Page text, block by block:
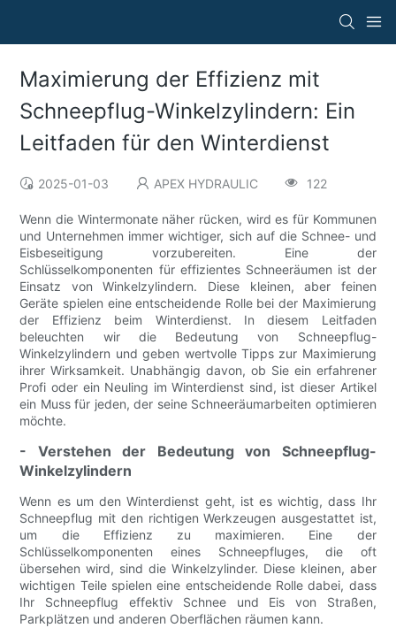
Maximierung der Effizienz mit
Schneepflug-Winkelzylindern: Ein
Leitfaden für den Winterdienst
2025-01-03 APEX HYDRAULIC 122
Wenn die Wintermonate näher rücken, wird es für Kommunen
und Unternehmen immer wichtiger, sich auf die Schnee- und
Eisbeseitigung vorzubereiten. Eine der
Schlüsselkomponenten für effizientes Schneeräumen ist der
Einsatz von Winkelzylindern. Diese kleinen, aber feinen
Geräte spielen eine entscheidende Rolle bei der Maximierung
der Effizienz beim Winterdienst. In diesem Leitfaden
beleuchten wir die Bedeutung von Schneepflug-
Winkelzylindern und geben wertvolle Tipps zur Maximierung
ihrer Wirksamkeit. Unabhängig davon, ob Sie ein erfahrener
Profi oder ein Neuling im Winterdienst sind, ist dieser Artikel
ein Muss für jeden, der seine Schneeräumarbeiten optimieren
möchte.
- Verstehen der Bedeutung von Schneepflug-
Winkelzylindern
Wenn es um den Winterdienst geht, ist es wichtig, dass Ihr
Schneepflug mit den richtigen Werkzeugen ausgestattet ist,
um die Effizienz zu maximieren. Eine der
Schlüsselkomponenten eines Schneepfluges, die oft
übersehen wird, sind die Winkelzylinder. Diese kleinen, aber
wichtigen Teile spielen eine entscheidende Rolle dabei, dass
Ihr Schneepflug effektiv Schnee und Eis von Straßen,
Parkplätzen und anderen Oberflächen räumen kann.